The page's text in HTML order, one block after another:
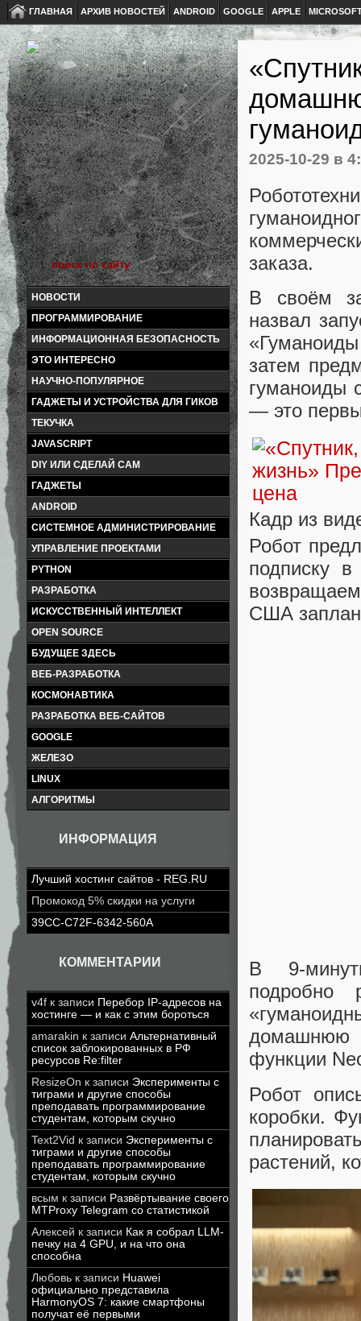
ГЛАВНАЯ АРХИВ НОВОСТЕЙ ANDROID GOOGLE APPLE
НОВОСТИ
ПРОГРАММИРОВАНИЕ
ИНФОРМАЦИОННАЯ БЕЗОПАСНОСТЬ
ЭТО ИНТЕРЕСНО
НАУЧНО-ПОПУЛЯРНОЕ
ГАДЖЕТЫ И УСТРОЙСТВА ДЛЯ ГИКОВ
ТЕКУЧКА
JAVASCRIPT
DIY ИЛИ СДЕЛАЙ САМ
ГАДЖЕТЫ
ANDROID
СИСТЕМНОЕ АДМИНИСТРИРОВАНИЕ
УПРАВЛЕНИЕ ПРОЕКТАМИ
PYTHON
РАЗРАБОТКА
ИСКУССТВЕННЫЙ ИНТЕЛЛЕКТ
OPEN SOURCE
БУДУЩЕЕ ЗДЕСЬ
ВЕБ-РАЗРАБОТКА
КОСМОНАВТИКА
РАЗРАБОТКА ВЕБ-САЙТОВ
GOOGLE
ЖЕЛЕЗО
LINUX
АЛГОРИТМЫ
ИНФОРМАЦИЯ
Лучший хостинг сайтов - REG.RU
Промокод 5% скидки на услуги
39CC-C72F-6342-560A
КОММЕНТАРИИ
v4f к записи Перебор IP-адресов на
хостинге — и как с этим бороться
amarakin к записи Альтернативный
список заблокированных в РФ
ресурсов Re:filter
ResizeOn к записи Эксперименты с
тиграми и другие способы
преподавать программирование
студентам, которым скучно
Text2Vid к записи Эксперименты с
тиграми и другие способы
преподавать программирование
студентам, которым скучно
всым к записи Развёртывание своего
MTProxy Telegram со статистикой
Алексей к записи Как я собрал LLM-
печку на 4 GPU, и на что она
способна
Любовь к записи Huawei
официально представила
HarmonyOS 7: какие смартфоны
получат её первыми
2025-10-29 в
заказа.
В своём
назвал
затем
гуманоиды
— это
Кадр из
Робот
подписку
США
В 9-
подробно
домашнюю
функции
Робот
коробки.
растений,